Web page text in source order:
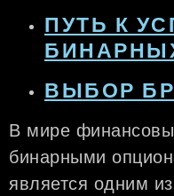
ПУТЬ К
ВЫБОР
В мире
бинарными
является одним